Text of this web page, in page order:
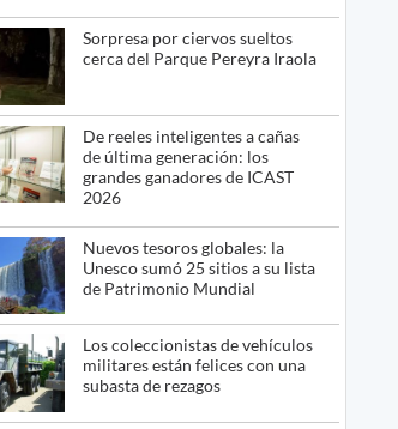
Sorpresa por ciervos sueltos
cerca del Parque Pereyra Iraola
De reeles inteligentes a cañas
de última generación: los
grandes ganadores de ICAST
2026
Nuevos tesoros globales: la
Unesco sumó 25 sitios a su lista
de Patrimonio Mundial
Los coleccionistas de vehículos
militares están felices con una
subasta de rezagos